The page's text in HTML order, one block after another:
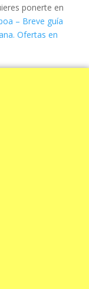
ponerte en
– Breve guía
Ofertas en